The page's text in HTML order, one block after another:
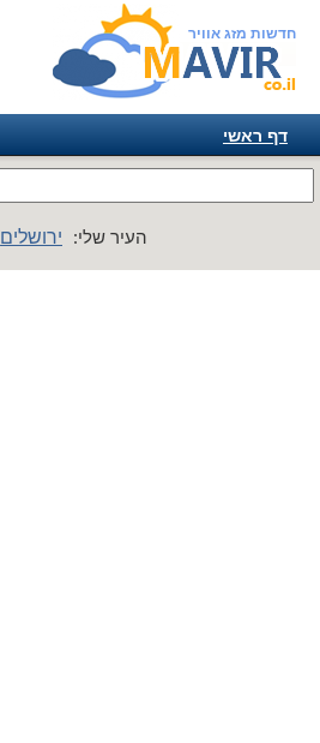
חדשות מזג אוויר
דף ראשי
אמריקה
העיר שלי: ירושלים